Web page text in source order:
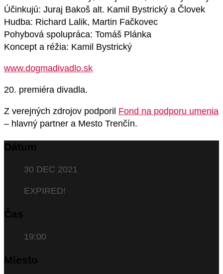
Účinkujú: Juraj Bakoš alt. Kamil Bystrický a Človek
Hudba: Richard Lalik, Martin Fačkovec
Pohybová spolupráca: Tomáš Plánka
Koncept a réžia: Kamil Bystrický
www.dogmadivadlo.sk
20. premiéra divadla.
Z verejných zdrojov podporil Fond na podporu umenia
– hlavný partner a Mesto Trenčín.
Dátum
30 DEC 2021
EXPIRED!
Čas
19:00
Miesto